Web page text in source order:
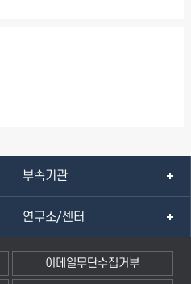
부속기관
연구소/센터
이메일무단수집거부